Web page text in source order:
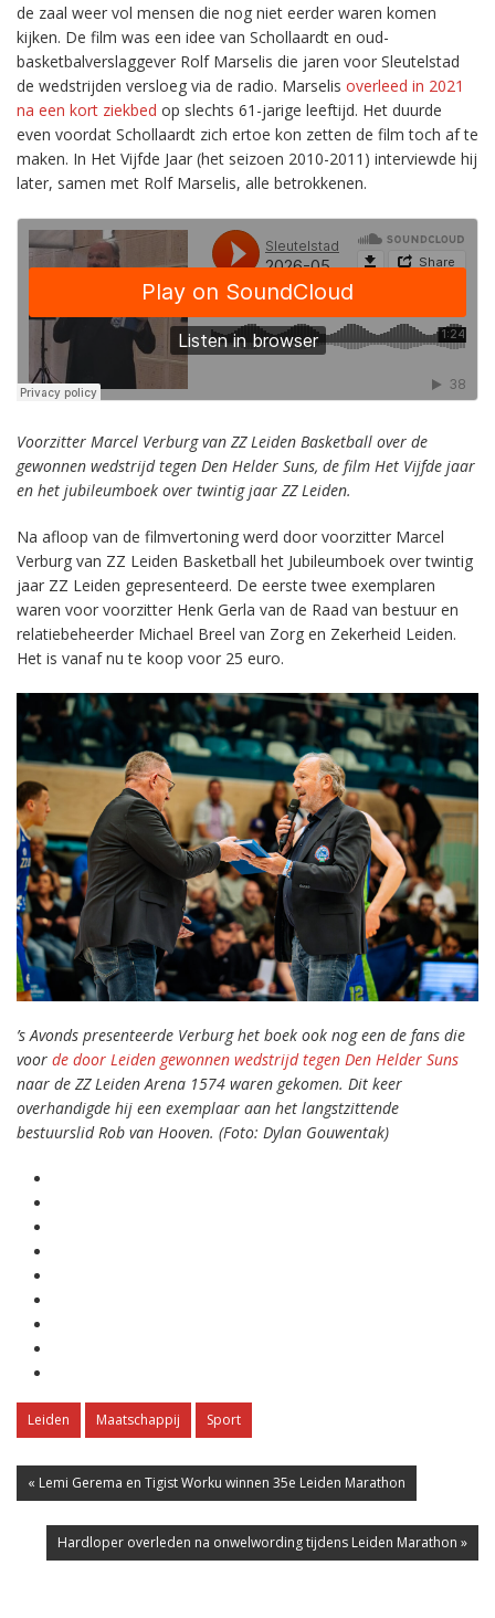
de zaal weer vol mensen die nog niet eerder waren komen
kijken. De film was een idee van Schollaardt en oud-
basketbalverslaggever Rolf Marselis die jaren voor Sleutelstad
de wedstrijden versloeg via de radio. Marselis overleed in 2021
na een kort ziekbed op slechts 61-jarige leeftijd. Het duurde
even voordat Schollaardt zich ertoe kon zetten de film toch af te
maken. In Het Vijfde Jaar (het seizoen 2010-2011) interviewde hij
later, samen met Rolf Marselis, alle betrokkenen.
Voorzitter Marcel Verburg van ZZ Leiden Basketball over de
gewonnen wedstrijd tegen Den Helder Suns, de film Het Vijfde jaar
en het jubileumboek over twintig jaar ZZ Leiden.
Na afloop van de filmvertoning werd door voorzitter Marcel
Verburg van ZZ Leiden Basketball het Jubileumboek over twintig
jaar ZZ Leiden gepresenteerd. De eerste twee exemplaren
waren voor voorzitter Henk Gerla van de Raad van bestuur en
relatiebeheerder Michael Breel van Zorg en Zekerheid Leiden.
Het is vanaf nu te koop voor 25 euro.
’s Avonds presenteerde Verburg het boek ook nog een de fans die
voor de door Leiden gewonnen wedstrijd tegen Den Helder Suns
naar de ZZ Leiden Arena 1574 waren gekomen. Dit keer
overhandigde hij een exemplaar aan het langstzittende
bestuurslid Rob van Hooven. (Foto: Dylan Gouwentak)
Leiden Maatschappij Sport
« Lemi Gerema en Tigist Worku winnen 35e Leiden Marathon
Hardloper overleden na onwelwording tijdens Leiden Marathon »